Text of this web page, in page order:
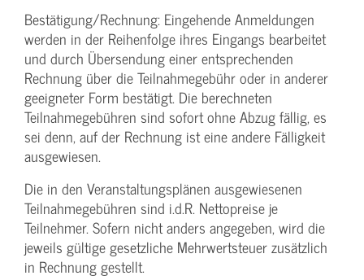
Bestätigung­/Rechnung: Eingehende Anmeldungen
werden in der Reihenfolge ihres Eingangs bearbeitet
und durch Übersendung einer entsprechenden
Rechnung über die Teilnahmegebühr oder in anderer
geeigneter Form bestätigt. Die berechneten
Teilnahmegebühren sind sofort ohne Abzug fällig, es
sei denn, auf der Rechnung ist eine andere Fälligkeit
ausgewiesen.
Die in den Veranstaltungsplänen ausgewiesenen
Teilnahmegebühren sind i.d.R. Nettopreise je
Teilnehmer. Sofern nicht anders angegeben, wird die
jeweils gültige gesetzliche Mehrwertsteuer zusätzlich
in Rechnung gestellt.